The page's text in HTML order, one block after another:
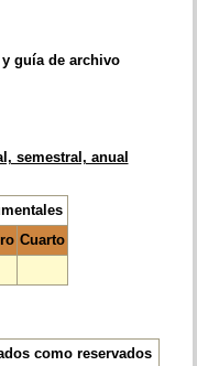
guía de archivo
semestral, anual
Cuarto
como reservados